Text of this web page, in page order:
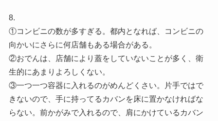
8.
①コンビニの数が多すぎる。都内となれば、コンビニの
向かいにさらに何店舗もある場合がある。
②おでんは、店舗により蓋をしていないことが多く、衛
生的にあまりよろしくない。
③一つ一つ容器に入れるのがめんどくさい。片手ではで
きないので、手に持ってるカバンを床に置かなければな
らない。前かがみで入れるので、肩にかけているカバン